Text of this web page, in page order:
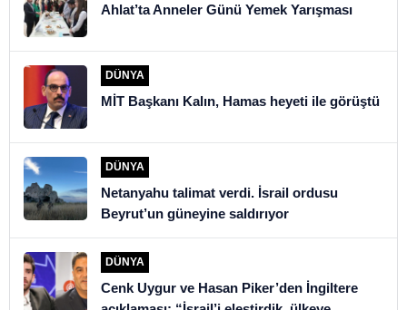
Ahlat’ta Anneler Günü Yemek Yarışması
DÜNYA
MİT Başkanı Kalın, Hamas heyeti ile görüştü
DÜNYA
Netanyahu talimat verdi. İsrail ordusu
Beyrut’un güneyine saldırıyor
DÜNYA
Cenk Uygur ve Hasan Piker’den İngiltere